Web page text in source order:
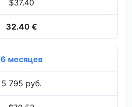
$37.40
32.40 €
6 месяцев
5 795 руб.